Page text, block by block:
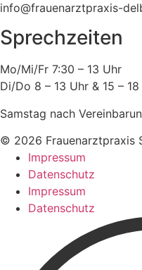
info@frauenarztpraxis-
Sprechzeiten
Mo/Mi/Fr 7:30 – 13 Uhr
Di/Do 8 – 13 Uhr & 15 –
Samstag nach
© 2026 Frauenarztpraxis
Impressum
Datenschutz
Impressum
Datenschutz